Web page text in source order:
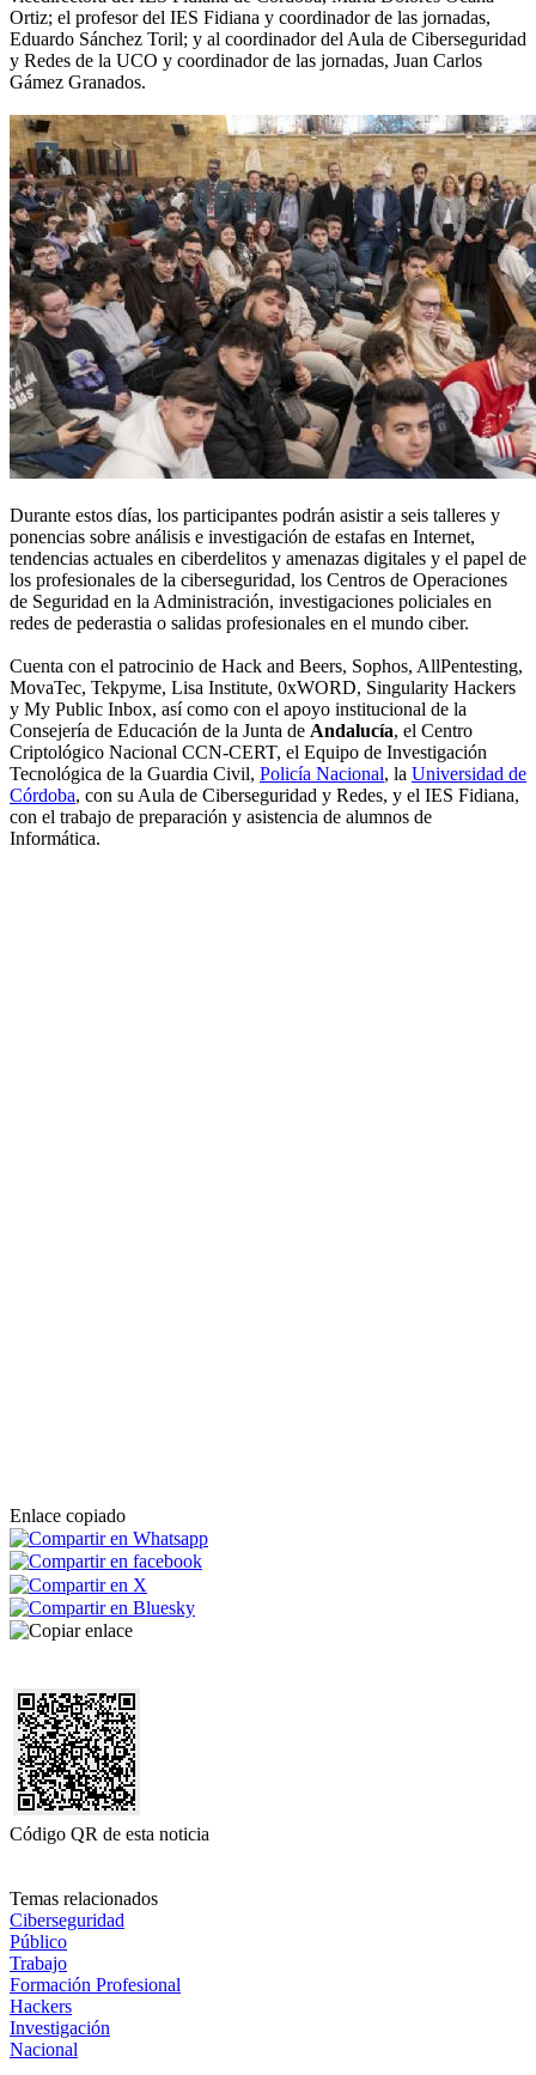
Ortiz; el profesor del IES Fidiana y coordinador de las jornadas,
Eduardo Sánchez Toril; y al coordinador del Aula de Ciberseguridad
y Redes de la UCO y coordinador de las jornadas, Juan Carlos
Gámez Granados.
Durante estos días, los participantes podrán asistir a seis talleres y
ponencias sobre análisis e investigación de estafas en Internet,
tendencias actuales en ciberdelitos y amenazas digitales y el papel de
los profesionales de la ciberseguridad, los Centros de Operaciones
de Seguridad en la Administración, investigaciones policiales en
redes de pederastia o salidas profesionales en el mundo ciber.
Cuenta con el patrocinio de Hack and Beers, Sophos, AllPentesting,
MovaTec, Tekpyme, Lisa Institute, 0xWORD, Singularity Hackers
y My Public Inbox, así como con el apoyo institucional de la
Consejería de Educación de la Junta de Andalucía, el Centro
Criptológico Nacional CCN-CERT, el Equipo de Investigación
Tecnológica de la Guardia Civil, Policía Nacional, la Universidad de
Córdoba, con su Aula de Ciberseguridad y Redes, y el IES Fidiana,
con el trabajo de preparación y asistencia de alumnos de
Informática.
Enlace copiado
Código QR de esta noticia
Temas relacionados
Ciberseguridad
Público
Trabajo
Formación Profesional
Hackers
Investigación
Nacional